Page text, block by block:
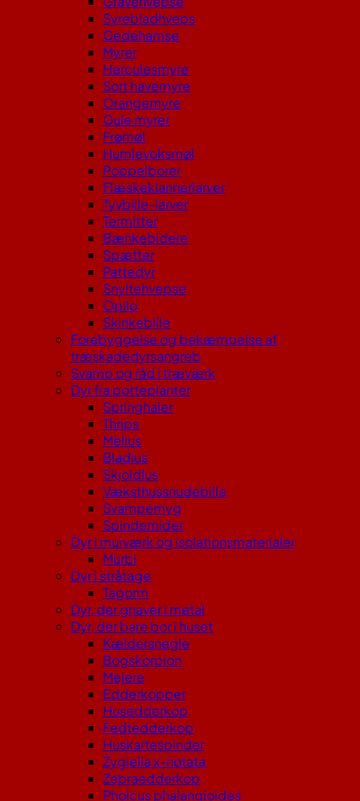
Syrebladhveps
Gedehamse
Myrer
Herculesmyre
Sort havemyre
Orangemyre
Gule myrer
Frømøl
Humlevoksmøl
Poppelborer
Flæskeklannerlarver
Tyvbille-larver
Termitter
Bænkebidere
Spætter
Pattedyr
Snyltehvepse
Opilo
Skinkebille
Forebyggelse og bekæmpelse af
træskadedyrsangreb
Svamp og råd i træværk
Dyr fra potteplanter
Springhaler
Thrips
Mellus
Bladlus
Skjoldlus
Væksthussnudebille
Svampemyg
Spindemider
Dyr i murværk og isolationsmaterialer
Murbi
Dyr i stråtage
Tagorm
Dyr, der gnaver i metal
Dyr, der bare bor i huset
Kældersnegle
Bogskorpion
Mejere
Edderkopper
Husedderkop
Fedtedderkop
Huskartespinder
Zygiella x-notata
Zebraedderkop
Pholcus phalangioides